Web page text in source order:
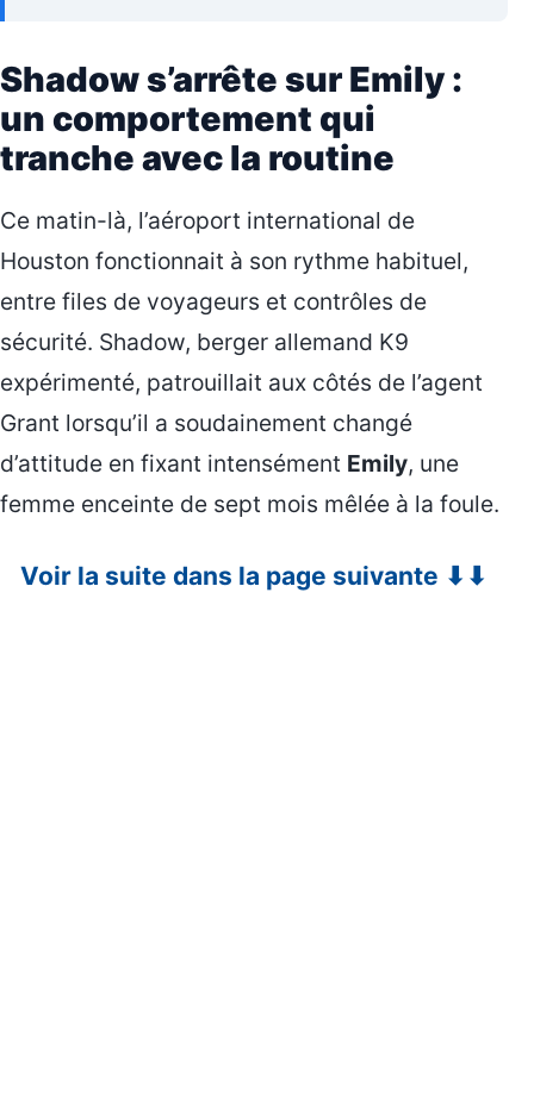
Shadow s’arrête sur Emily :
un comportement qui
tranche avec la routine
Ce matin-là, l’aéroport international de
Houston fonctionnait à son rythme habituel,
entre files de voyageurs et contrôles de
sécurité. Shadow, berger allemand K9
expérimenté, patrouillait aux côtés de l’agent
Grant lorsqu’il a soudainement changé
d’attitude en fixant intensément Emily, une
femme enceinte de sept mois mêlée à la foule.
Voir la suite dans la page suivante ⬇⬇